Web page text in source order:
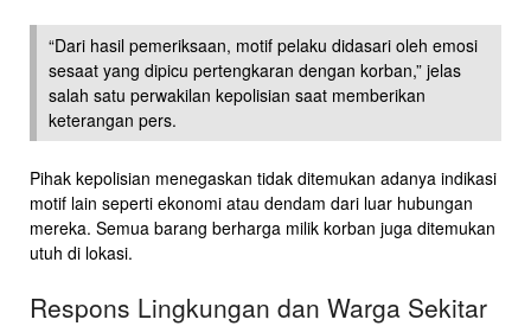
“Dari hasil pemeriksaan, motif pelaku didasari oleh emosi
sesaat yang dipicu pertengkaran dengan korban,” jelas
salah satu perwakilan kepolisian saat memberikan
keterangan pers.
Pihak kepolisian menegaskan tidak ditemukan adanya indikasi
motif lain seperti ekonomi atau dendam dari luar hubungan
mereka. Semua barang berharga milik korban juga ditemukan
utuh di lokasi.
Respons Lingkungan dan Warga Sekitar